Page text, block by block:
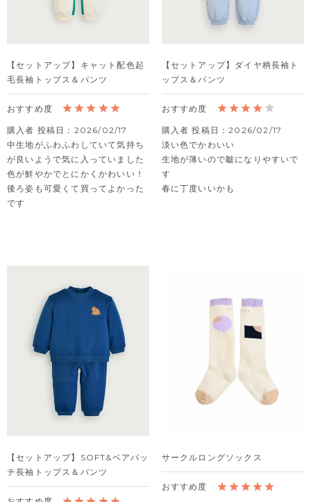
【セットアップ】キャット配色起
毛長袖トップス＆パンツ
購入者 投稿日
2026/02/17
中生地がふわふわしていて気持ち
が良いようで気に入っていました
色が鮮やかでとにかくかわいい！
後ろ姿も可愛くて買ってよかった
です
【セットアップ】ダイヤ柄長袖ト
ップス＆パンツ
購入者 投稿日
2026/02/17
淡い色でかわいい
生地が薄いので皺になりやすいで
す
春に丁度いいかも
【セットアップ】SOFT&ベアパッ
チ長袖トップス＆パンツ
サークルロングソックス